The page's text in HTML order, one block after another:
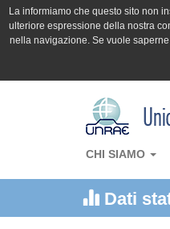
La informiamo che questo sito non
ulteriore espressione della nostra
nella navigazione. Se vuole
CHI SIAMO
Dati